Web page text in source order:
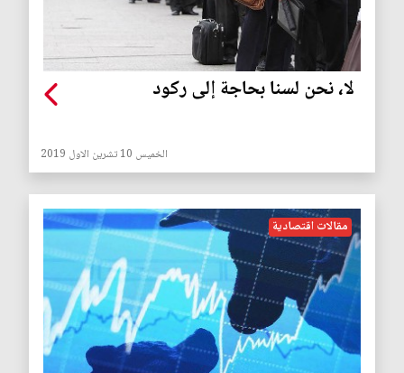
لا، نحن لسنا بحاجة إلى ركود
الخميس 10 تشرين الاول 2019
مقالات اقتصادية